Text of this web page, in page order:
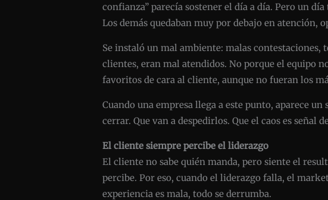
confianza” parecía sostener el día a día. Pero un
Los demás quedaban muy por debajo en atención,
Se instaló un mal ambiente: malas
clientes, eran mal atendidos. No porque el equipo
favoritos de cara al cliente, aunque no fueran los
Cuando una empresa llega a este punto, aparece
cerrar. Que van a despedirlos. Que el caos es
El cliente siempre percibe el liderazgo
El cliente no sabe quién manda, pero siente el
percibe. Por eso, cuando el liderazgo falla, el
experiencia es mala, todo se derrumba.